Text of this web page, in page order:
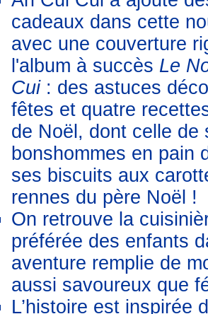
cadeaux dans cette
avec une couverture
l'album à succès Le
Cui: des astuces
fêtes et quatre
de Noël, dont celle de
bonshommes en pain
ses biscuits aux
rennes du père Noël !
On retrouve la
préférée des enfants
aventure remplie de
aussi savoureux que
L’histoire est inspirée